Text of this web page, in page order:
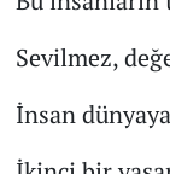
Sevilmez,
İnsan